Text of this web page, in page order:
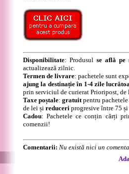
Disponibilitate: Produsul se află pe
actualizează zilnic.
Termen de livrare: pachetele sunt
ajung la destinație în 1-4 zile
prin serviciul de curierat Prioripost, de
Taxe poștale: gratuitpentru pachetele
de lei și reduceri progresive între 75
Cadou: Pachetele ce conțin cărți
comenzii!
Comentarii: Nu există nici un